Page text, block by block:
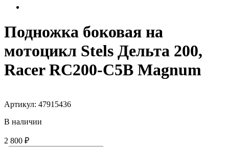
Подножка боковая на
мотоцикл Stels Дельта 200,
Racer RC200-C5B Magnum
Артикул: 47915436
В наличии
2 800 ₽